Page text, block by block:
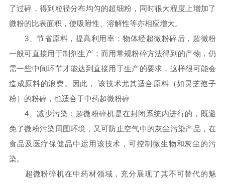
了过碎，得到粒径分布均匀的超细粉，同时很大程度上增加了
微粉的比表面积，使吸附性、溶解性等亦相应增大。
3、节省原料，提高利用率：物体经超微粉碎后，超微粉
一般可直接用于制剂生产；而用常规粉碎方法得到的产物，仍
需一些中间环节才能达到直接用于生产的要求，这样很可能会
造成原料的浪费。因此， 该技术尤其适合原料（如灵芝孢子
粉）的粉碎，也适合于中药超微粉碎
4、减少污染：超微粉碎机是在封闭系统内进行的，既避
免了微粉污染周围环境，又可防止空气中的灰尘污染产品，在
食品及医疗保健品中运用该技术，可控制微生物和灰尘的污
染。
超微粉碎机在中药材领域，充分展现了其不可替代的魅